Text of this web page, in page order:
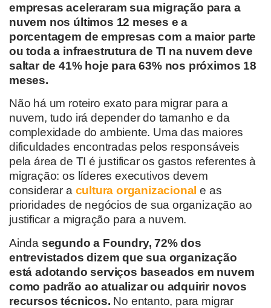
empresas aceleraram sua migração para a
nuvem nos últimos 12 meses e a
porcentagem de empresas com a maior parte
ou toda a infraestrutura de TI na nuvem deve
saltar de 41% hoje para 63% nos próximos 18
meses.
Não há um roteiro exato para migrar para a
nuvem, tudo irá depender do tamanho e da
complexidade do ambiente. Uma das maiores
dificuldades encontradas pelos responsáveis
pela área de TI é justificar os gastos referentes à
migração: os líderes executivos devem
considerar acultura organizacional e as
prioridades de negócios de sua organização ao
justificar a migração para a nuvem.
Ainda segundo a Foundry, 72% dos
entrevistados dizem que sua organização
está adotando serviços baseados em nuvem
como padrão ao atualizar ou adquirir novos
recursos técnicos. No entanto, para migrar